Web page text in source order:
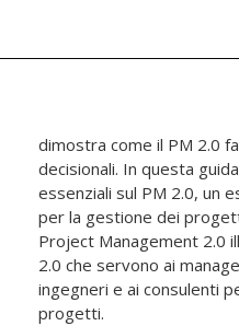
progetti.